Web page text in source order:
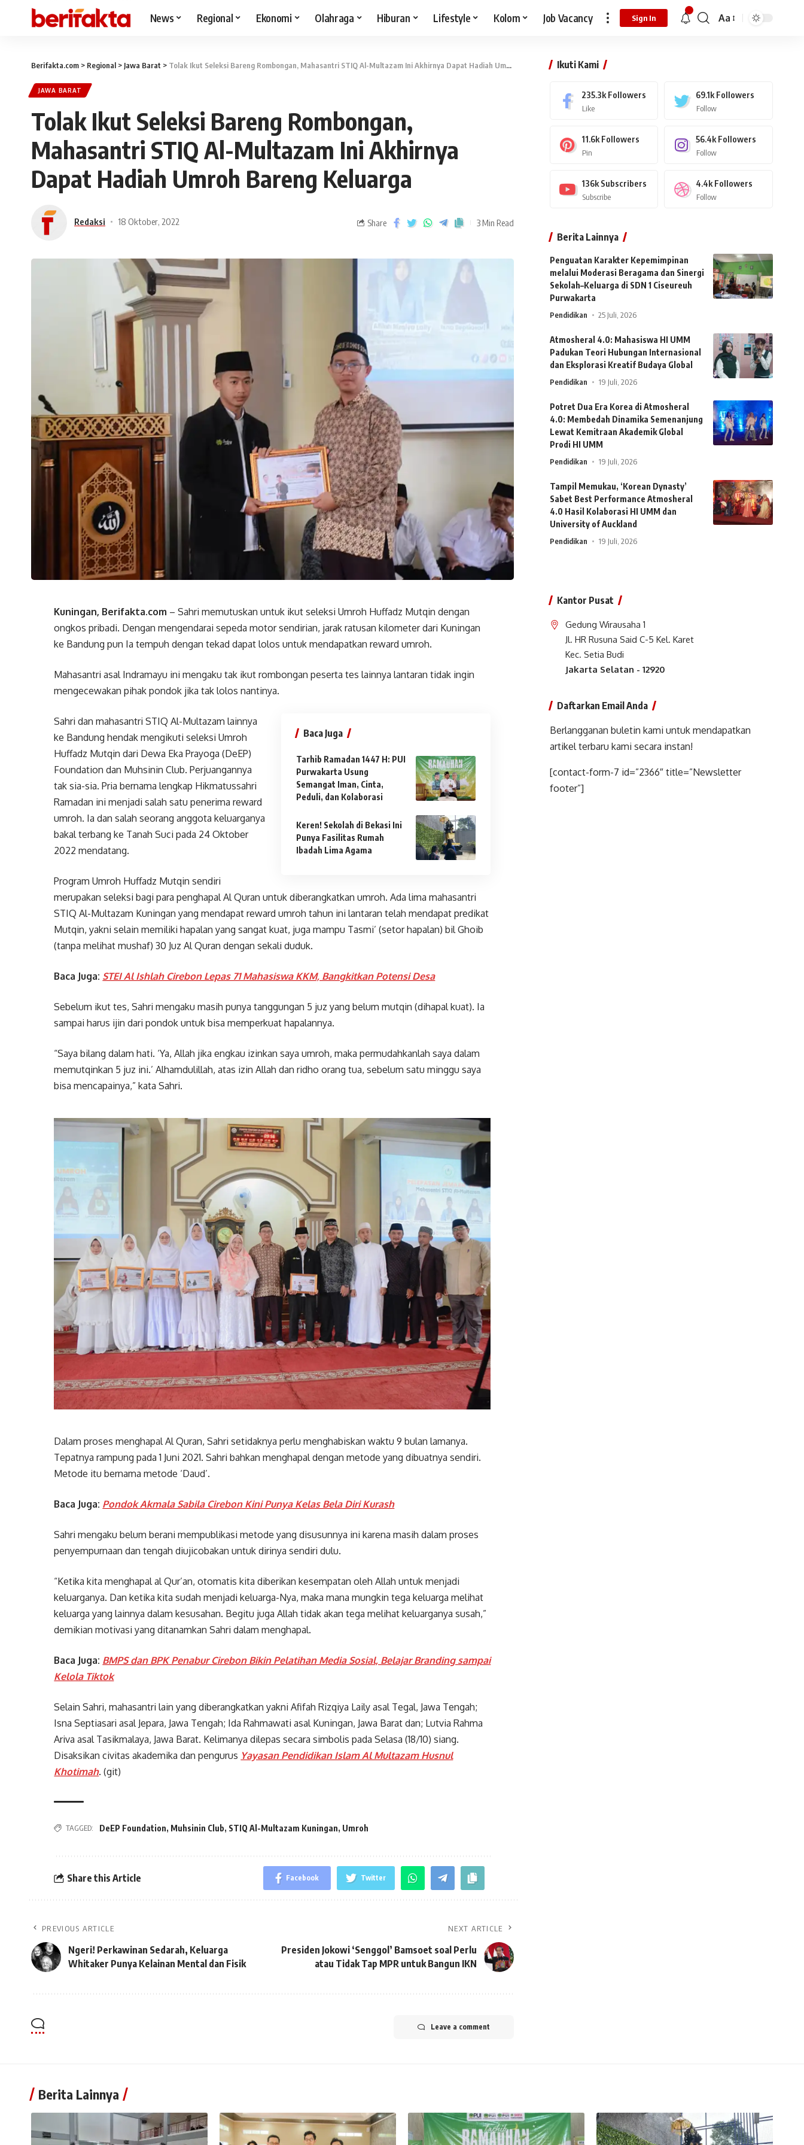
News Regional Ekonomi Olahraga Hiburan Lifestyle Kolom Job Vacancy Sign In Aa
Berifakta.com > Regional > Jawa Barat > Tolak Ikut Seleksi Bareng Rombongan, Mahasantri STIQ Al-Multazam Ini Akhirnya Dapat Hadiah Umroh Bareng Keluarga
JAWA BARAT
Tolak Ikut Seleksi Bareng Rombongan,
Mahasantri STIQ Al-Multazam Ini Akhirnya
Dapat Hadiah Umroh Bareng Keluarga
Redaksi 18 Oktober, 2022 Share 3 Min Read
Kuningan, Berifakta.com – Sahri memutuskan untuk ikut seleksi Umroh Huffadz Mutqin dengan
ongkos pribadi. Dengan mengendarai sepeda motor sendirian, jarak ratusan kilometer dari Kuningan
ke Bandung pun Ia tempuh dengan tekad dapat lolos untuk mendapatkan reward umroh.
Mahasantri asal Indramayu ini mengaku tak ikut rombongan peserta tes lainnya lantaran tidak ingin
mengecewakan pihak pondok jika tak lolos nantinya.
Baca Juga
Tarhib Ramadan 1447 H: PUI
Purwakarta Usung
Semangat Iman, Cinta,
Peduli, dan Kolaborasi
Keren! Sekolah di Bekasi Ini
Punya Fasilitas Rumah
Ibadah Lima Agama
Sahri dan mahasantri STIQ Al-Multazam lainnya
ke Bandung hendak mengikuti seleksi Umroh
Huffadz Mutqin dari Dewa Eka Prayoga (DeEP)
Foundation dan Muhsinin Club. Perjuangannya
tak sia-sia. Pria bernama lengkap Hikmatussahri
Ramadan ini menjadi salah satu penerima reward
umroh. Ia dan salah seorang anggota keluarganya
bakal terbang ke Tanah Suci pada 24 Oktober
2022 mendatang.
Program Umroh Huffadz Mutqin sendiri
merupakan seleksi bagi para penghapal Al Quran untuk diberangkatkan umroh. Ada lima mahasantri
STIQ Al-Multazam Kuningan yang mendapat reward umroh tahun ini lantaran telah mendapat predikat
Mutqin, yakni selain memiliki hapalan yang sangat kuat, juga mampu Tasmi’ (setor hapalan) bil Ghoib
(tanpa melihat mushaf) 30 Juz Al Quran dengan sekali duduk.
Baca Juga: STEI Al Ishlah Cirebon Lepas 71 Mahasiswa KKM, Bangkitkan Potensi Desa
Sebelum ikut tes, Sahri mengaku masih punya tanggungan 5 juz yang belum mutqin (dihapal kuat). Ia
sampai harus ijin dari pondok untuk bisa memperkuat hapalannya.
“Saya bilang dalam hati. ‘Ya, Allah jika engkau izinkan saya umroh, maka permudahkanlah saya dalam
memutqinkan 5 juz ini.’ Alhamdulillah, atas izin Allah dan ridho orang tua, sebelum satu minggu saya
bisa mencapainya,” kata Sahri.
Dalam proses menghapal Al Quran, Sahri setidaknya perlu menghabiskan waktu 9 bulan lamanya.
Tepatnya rampung pada 1 Juni 2021. Sahri bahkan menghapal dengan metode yang dibuatnya sendiri.
Metode itu bernama metode ‘Daud’.
Baca Juga: Pondok Akmala Sabila Cirebon Kini Punya Kelas Bela Diri Kurash
Sahri mengaku belum berani mempublikasi metode yang disusunnya ini karena masih dalam proses
penyempurnaan dan tengah diujicobakan untuk dirinya sendiri dulu.
“Ketika kita menghapal al Qur’an, otomatis kita diberikan kesempatan oleh Allah untuk menjadi
keluarganya. Dan ketika kita sudah menjadi keluarga-Nya, maka mana mungkin tega keluarga melihat
keluarga yang lainnya dalam kesusahan. Begitu juga Allah tidak akan tega melihat keluarganya susah,”
demikian motivasi yang ditanamkan Sahri dalam menghapal.
Baca Juga: BMPS dan BPK Penabur Cirebon Bikin Pelatihan Media Sosial, Belajar Branding sampai
Kelola Tiktok
Selain Sahri, mahasantri lain yang diberangkatkan yakni Afifah Rizqiya Laily asal Tegal, Jawa Tengah;
Isna Septiasari asal Jepara, Jawa Tengah; Ida Rahmawati asal Kuningan, Jawa Barat dan; Lutvia Rahma
Ariva asal Tasikmalaya, Jawa Barat. Kelimanya dilepas secara simbolis pada Selasa (18/10) siang.
Disaksikan civitas akademika dan pengurus Yayasan Pendidikan Islam Al Multazam Husnul
Khotimah. (git)
TAGGED: DeEP Foundation, Muhsinin Club, STIQ Al-Multazam Kuningan, Umroh
Share this Article Facebook Twitter
PREVIOUS ARTICLE
Ngeri! Perkawinan Sedarah, Keluarga
Whitaker Punya Kelainan Mental dan Fisik
NEXT ARTICLE
Presiden Jokowi ‘Senggol’ Bamsoet soal Perlu
atau Tidak Tap MPR untuk Bangun IKN
Leave a comment
Ikuti Kami
235.3k Followers
Like
69.1k Followers
Follow
11.6k Followers
Pin
56.4k Followers
Follow
136k Subscribers
Subscribe
4.4k Followers
Follow
Berita Lainnya
Penguatan Karakter Kepemimpinan
melalui Moderasi Beragama dan Sinergi
Sekolah–Keluarga di SDN 1 Ciseureuh
Purwakarta
Pendidikan 25 Juli, 2026
Atmosheral 4.0: Mahasiswa HI UMM
Padukan Teori Hubungan Internasional
dan Eksplorasi Kreatif Budaya Global
Pendidikan 19 Juli, 2026
Potret Dua Era Korea di Atmosheral
4.0: Membedah Dinamika Semenanjung
Lewat Kemitraan Akademik Global
Prodi HI UMM
Pendidikan 19 Juli, 2026
Tampil Memukau, ‘Korean Dynasty’
Sabet Best Performance Atmosheral
4.0 Hasil Kolaborasi HI UMM dan
University of Auckland
Pendidikan 19 Juli, 2026
Kantor Pusat
Gedung Wirausaha 1
Jl. HR Rusuna Said C-5 Kel. Karet
Kec. Setia Budi
Jakarta Selatan - 12920
Daftarkan Email Anda
Berlangganan buletin kami untuk mendapatkan
artikel terbaru kami secara instan!
[contact-form-7 id=”2366″ title=”Newsletter
footer”]
Berita Lainnya